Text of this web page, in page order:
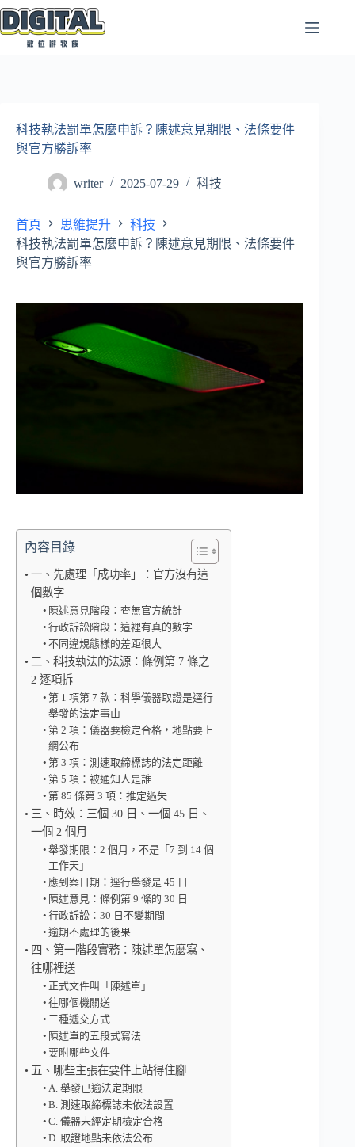
跳
至
科技執法罰單怎麼申訴？陳述意見期限、法條要件
與官方勝訴率
writer 2025-07-29 科技
首頁 思維提升
科技
科技執法罰單怎麼申訴？陳述意見期限、法條要件
與官方勝訴率
內容目錄
一、先處理「成功率」：官方沒有這
個數字
陳述意見階段：查無官方統計
行政訴訟階段：這裡有真的數字
不同違規態樣的差距很大
二、科技執法的法源：條例第 7 條之
2 逐項拆
第 1 項第 7 款：科學儀器取證是逕行
舉發的法定事由
第 2 項：儀器要檢定合格，地點要上
網公布
第 3 項：測速取締標誌的法定距離
第 5 項：被通知人是誰
第 85 條第 3 項：推定過失
三、時效：三個 30 日、一個 45 日、
一個 2 個月
舉發期限：2 個月，不是「7 到 14 個
工作天」
應到案日期：逕行舉發是 45 日
陳述意見：條例第 9 條的 30 日
行政訴訟：30 日不變期間
逾期不處理的後果
四、第一階段實務：陳述單怎麼寫、
往哪裡送
正式文件叫「陳述單」
往哪個機關送
三種遞交方式
陳述單的五段式寫法
要附哪些文件
五、哪些主張在要件上站得住腳
A. 舉發已逾法定期限
B. 測速取締標誌未依法設置
C. 儀器未經定期檢定合格
D. 取證地點未依法公布